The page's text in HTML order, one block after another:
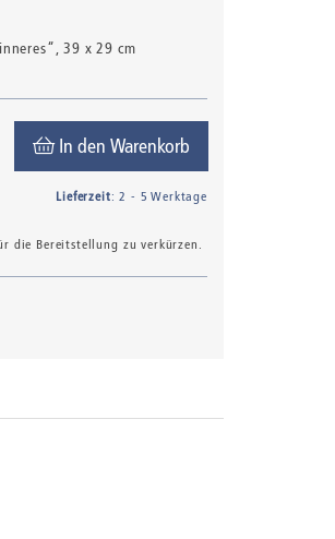
, 39 x 29 cm
In den Warenkorb
Lieferzeit: 2 - 5 Werktage
die Bereitstellung zu verkürzen.